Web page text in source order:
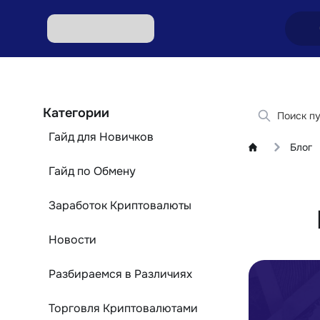
Обмен
Категории
Гайд для Новичков
Гайд по Обмену
Заработок Криптовалюты
Новости
Разбираемся в Различиях
Торговля Криптовалютами
Блог